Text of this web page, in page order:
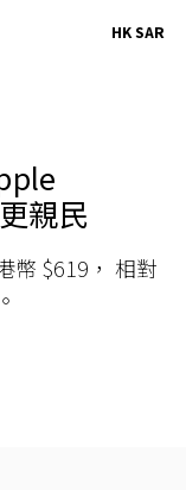
HK SAR
親民
幣 $619， 相對